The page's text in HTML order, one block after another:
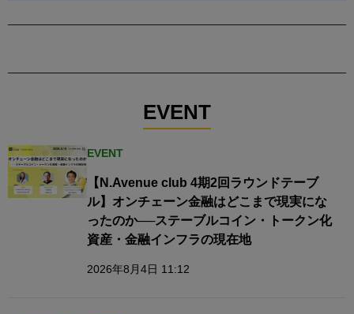
EVENT
EVENT
【N.Avenue club 4期2回ラウンドテーブ
ル】オンチェーン金融はどこまで現実にな
ったのか──ステーブルコイン・トークン化
資産・金融インフラの現在地
2026年8月4日 11:12